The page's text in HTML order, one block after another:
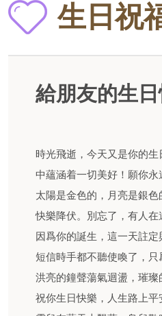
生日祝
給朋友的生
時光飛逝，今天又是你的
中蘊涵着一切美好！願你永
太陽是金色的，月亮是銀
快樂降伏。別忘了，有人在
因爲你的誕生，這一天註
短信時手都不聽使喚了，只
洪亮的鐘聲蕩氣迴盪，璀璨
祝你生日快樂，人生路上平